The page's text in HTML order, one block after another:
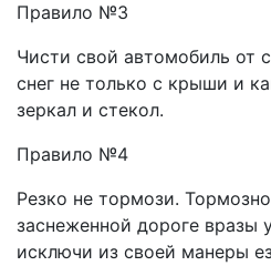
Правило №3
Чисти свой автомобиль от
снег не только с крыши и
зеркал и стекол.
Правило №4
Резко не тормози.
заснеженной дороге вразы
исключи из своей манеры